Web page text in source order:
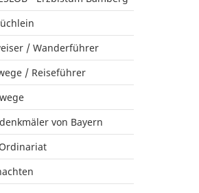
/ Wanderführer
/ Reiseführer
von Bayern